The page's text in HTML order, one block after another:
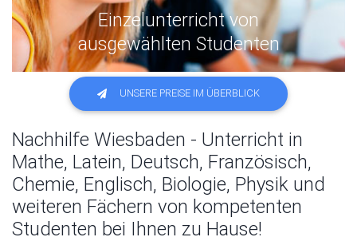
Einzelunterricht von
ausgewählten Studenten
UNSERE PREISE IM ÜBERBLICK
Nachhilfe Wiesbaden - Unterricht in
Mathe, Latein, Deutsch, Französisch,
Chemie, Englisch, Biologie, Physik und
weiteren Fächern von kompetenten
Studenten bei Ihnen zu Hause!